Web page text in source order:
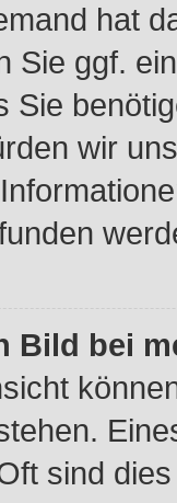
hat
Sie ggf.
Sie
wir
Bild bei
sind